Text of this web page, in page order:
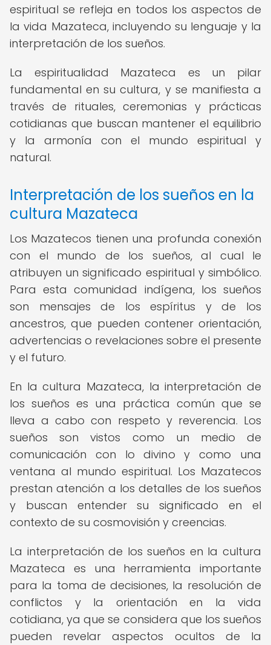
espiritual se refleja en todos los aspectos de
la vida Mazateca, incluyendo su lenguaje y la
interpretación de los sueños.
La espiritualidad Mazateca es un pilar
fundamental en su cultura, y se manifiesta a
través de rituales, ceremonias y prácticas
cotidianas que buscan mantener el equilibrio
y la armonía con el mundo espiritual y
natural.
Interpretación de los sueños en la
cultura Mazateca
Los Mazatecos tienen una profunda conexión
con el mundo de los sueños, al cual le
atribuyen un significado espiritual y simbólico.
Para esta comunidad indígena, los sueños
son mensajes de los espíritus y de los
ancestros, que pueden contener orientación,
advertencias o revelaciones sobre el presente
y el futuro.
En la cultura Mazateca, la interpretación de
los sueños es una práctica común que se
lleva a cabo con respeto y reverencia. Los
sueños son vistos como un medio de
comunicación con lo divino y como una
ventana al mundo espiritual. Los Mazatecos
prestan atención a los detalles de los sueños
y buscan entender su significado en el
contexto de su cosmovisión y creencias.
La interpretación de los sueños en la cultura
Mazateca es una herramienta importante
para la toma de decisiones, la resolución de
conflictos y la orientación en la vida
cotidiana, ya que se considera que los sueños
pueden revelar aspectos ocultos de la